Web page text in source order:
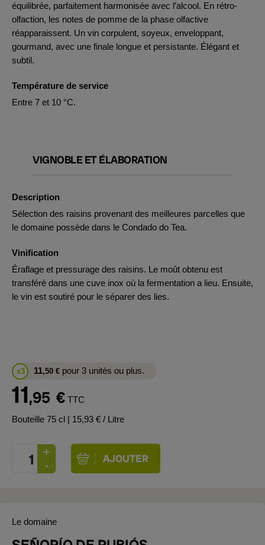
équilibrée, parfaitement harmonisée avec l’alcool. En rétro-
olfaction, les notes de pomme de la phase olfactive
réapparaissent. Un vin corpulent, soyeux, enveloppant,
gourmand, avec une finale longue et persistante. Élégant et
subtil.
Température de service
Entre 7 et 10 °C.
VIGNOBLE ET ÉLABORATION
Description
Sélection des raisins provenant des meilleures parcelles que
le domaine possède dans le Condado do Tea.
Vinification
Éraflage et pressurage des raisins. Le moût obtenu est
transféré dans une cuve inox où la fermentation a lieu. Ensuite,
le vin est soutiré pour le séparer des lies.
x3 11,50 € pour 3 unités ou plus.
11,95 € TTC
Bouteille 75 cl | 15,93 € / Litre
Le domaine